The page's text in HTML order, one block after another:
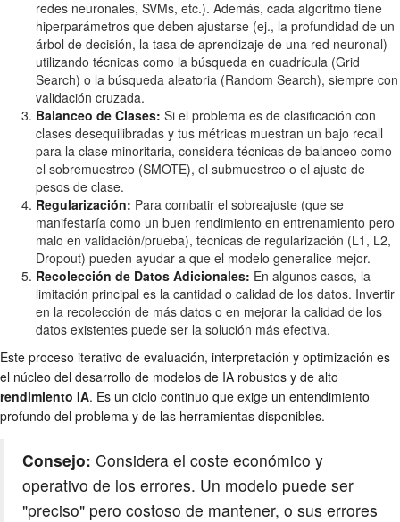
redes neuronales, SVMs, etc.). Además, cada algoritmo tiene
hiperparámetros que deben ajustarse (ej., la profundidad de un
árbol de decisión, la tasa de aprendizaje de una red neuronal)
utilizando técnicas como la búsqueda en cuadrícula (Grid
Search) o la búsqueda aleatoria (Random Search), siempre con
validación cruzada.
Balanceo de Clases: Si el problema es de clasificación con
clases desequilibradas y tus métricas muestran un bajo recall
para la clase minoritaria, considera técnicas de balanceo como
el sobremuestreo (SMOTE), el submuestreo o el ajuste de
pesos de clase.
Regularización: Para combatir el sobreajuste (que se
manifestaría como un buen rendimiento en entrenamiento pero
malo en validación/prueba), técnicas de regularización (L1, L2,
Dropout) pueden ayudar a que el modelo generalice mejor.
Recolección de Datos Adicionales: En algunos casos, la
limitación principal es la cantidad o calidad de los datos. Invertir
en la recolección de más datos o en mejorar la calidad de los
datos existentes puede ser la solución más efectiva.
Este proceso iterativo de evaluación, interpretación y optimización es
el núcleo del desarrollo de modelos de IA robustos y de alto
rendimiento IA. Es un ciclo continuo que exige un entendimiento
profundo del problema y de las herramientas disponibles.
Consejo: Considera el coste económico y
operativo de los errores. Un modelo puede ser
"preciso" pero costoso de mantener, o sus errores